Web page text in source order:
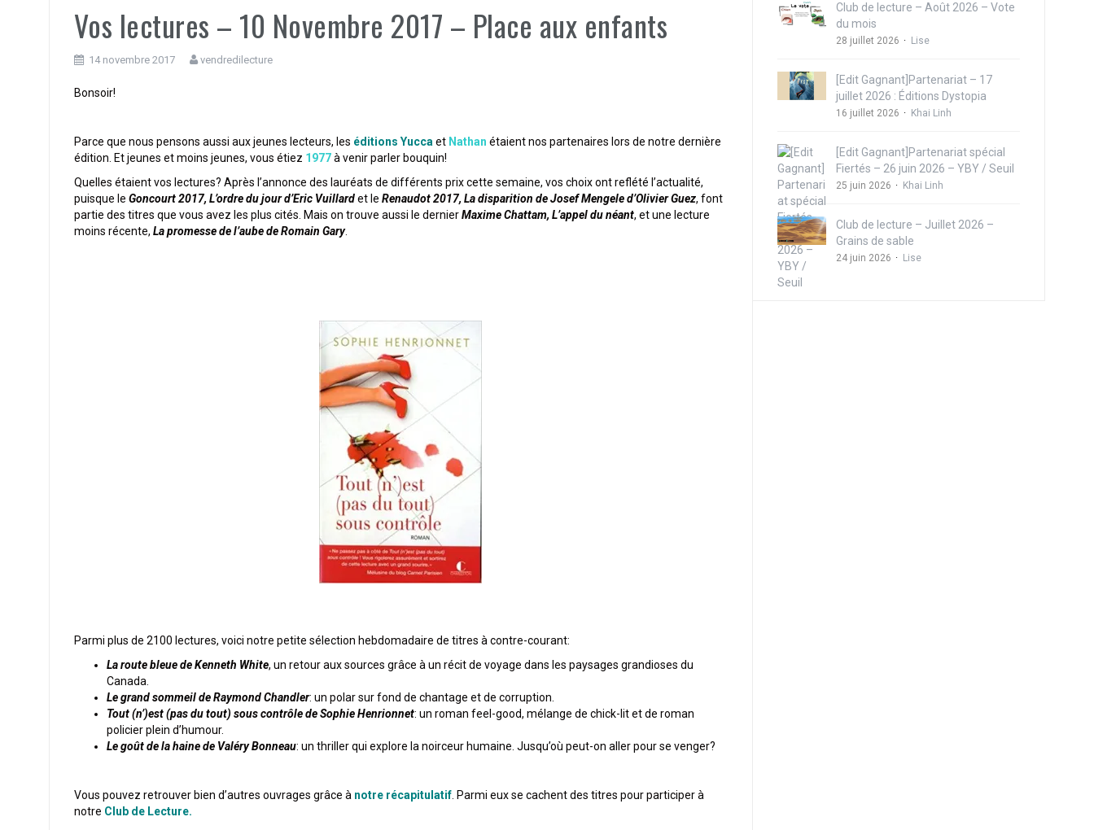
Vos lectures – 10 Novembre 2017 – Place aux enfants
14 novembre 2017 vendredilecture
Bonsoir!
Parce que nous pensons aussi aux jeunes lecteurs, les éditions Yucca et Nathan étaient nos partenaires lors de notre dernière
édition. Et jeunes et moins jeunes, vous étiez 1977à venir parler bouquin!
Quelles étaient vos lectures? Après l’annonce des lauréats de différents prix cette semaine, vos choix ont reflété l’actualité,
puisque le Goncourt 2017, L’ordre du jour d’Eric Vuillardet le Renaudot 2017, La disparition de Josef Mengele d’Olivier Guez, font
partie des titres que vous avez les plus cités. Mais on trouve aussi le dernierMaxime Chattam, L’appel du néant, et une lecture
moins récente, La promesse de l’aube de Romain Gary.
Parmi plus de 2100 lectures, voici notre petite sélection hebdomadaire de titres à contre-courant:
La route bleue de Kenneth White, un retour aux sources grâce à un récit de voyage dans les paysages grandioses du
Canada.
Le grand sommeil de Raymond Chandler: un polar sur fond de chantage et de corruption.
Tout (n’)est (pas du tout) sous contrôle de Sophie Henrionnet: un roman feel-good, mélange de chick-lit et de roman
policier plein d’humour.
Le goût de la haine de Valéry Bonneau: un thriller qui explore la noirceur humaine. Jusqu’où peut-on aller pour se venger?
Vous pouvez retrouver bien d’autres ouvrages grâce à notre récapitulatif. Parmi eux se cachent des titres pour participer à
notre Club de Lecture.
Club de lecture – Août 2026 – Vote
du mois
28 juillet 2026 Lise
[Edit Gagnant]Partenariat – 17
juillet 2026 : Éditions Dystopia
16 juillet 2026 Khai Linh
[Edit Gagnant]Partenariat spécial
Fiertés – 26 juin 2026 – YBY / Seuil
25 juin 2026 Khai Linh
Club de lecture – Juillet 2026 –
Grains de sable
24 juin 2026 Lise